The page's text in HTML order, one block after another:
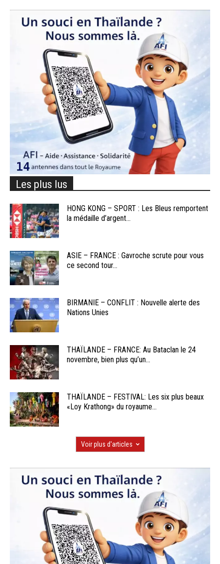
Les plus lus
HONG KONG – SPORT : Les Bleus remportent
la médaille d’argent...
ASIE – FRANCE : Gavroche scrute pour vous
ce second tour...
BIRMANIE – CONFLIT : Nouvelle alerte des
Nations Unies
THAÏLANDE – FRANCE: Au Bataclan le 24
novembre, bien plus qu’un...
THAÏLANDE – FESTIVAL: Les six plus beaux
«Loy Krathong» du royaume...
Voir plus d'articles